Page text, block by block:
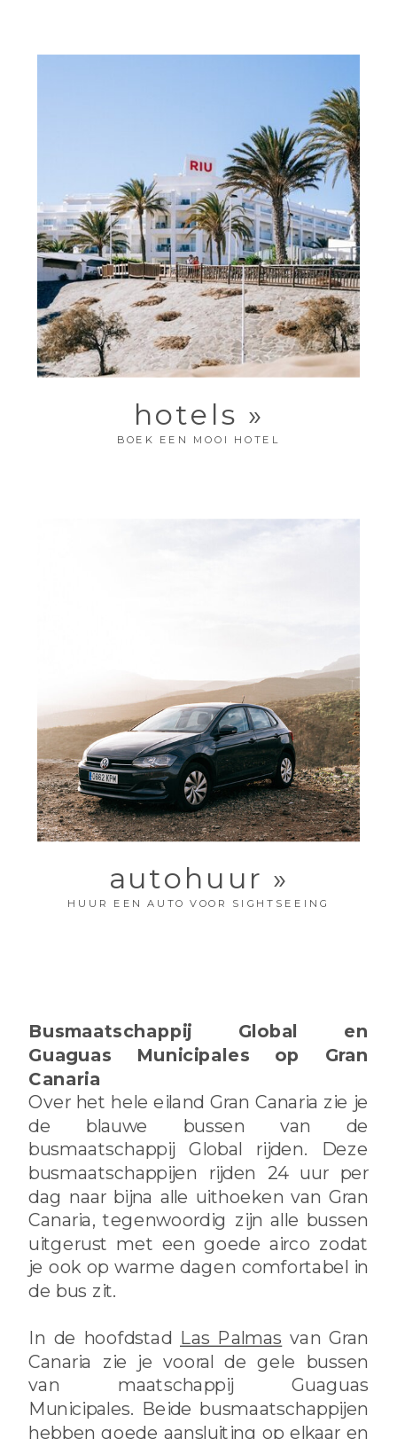
hotels »
BOEK EEN MOOI HOTEL
autohuur »
HUUR EEN AUTO VOOR SIGHTSEEING
Busmaatschappij Global en
Guaguas Municipales op Gran
Canaria
Over het hele eiland Gran Canaria zie je
de blauwe bussen van de
busmaatschappij Global rijden. Deze
busmaatschappijen rijden 24 uur per
dag naar bijna alle uithoeken van Gran
Canaria, tegenwoordig zijn alle bussen
uitgerust met een goede airco zodat
je ook op warme dagen comfortabel in
de bus zit.
In de hoofdstad Las Palmas van Gran
Canaria zie je vooral de gele bussen
van maatschappij Guaguas
Municipales. Beide busmaatschappijen
hebben goede aansluiting op elkaar en